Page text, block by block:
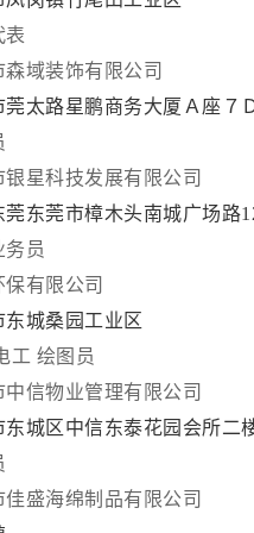
表
森域装饰有限公司
太路星鹏商务大厦Ａ座７
银星科技发展有限公司
东莞市樟木头南城广场路
务员
保有限公司
城桑园工业区
工 绘图员
中信物业管理有限公司
城区中信东泰花园会所二
佳盛海绵制品有限公司